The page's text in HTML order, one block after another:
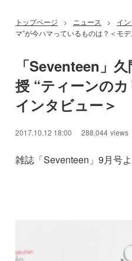
トップページ > ニュース > イ
マ”が今ハマっているものは？＜モ
「Seventeen」
授 “ティーンの
インタビュー＞
2017.10.12 18:00 288,044 views
雑誌「Seventeen」9月号